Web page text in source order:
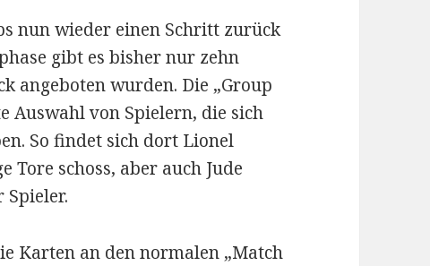
nun wieder einen Schritt zurück
gibt es bisher nur zehn
angeboten wurden. Die „Group
Auswahl von Spielern, die sich
So findet sich dort Lionel
Tore schoss, aber auch Jude
Karten an den normalen „Match